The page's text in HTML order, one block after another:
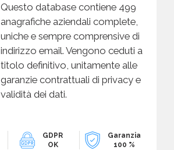
Questo database contiene 499
anagrafiche aziendali complete,
uniche e sempre comprensive di
indirizzo email. Vengono ceduti a
titolo definitivo, unitamente alle
garanzie contrattuali di privacy e
validità dei dati.
GDPR
OK
Garanzia
100 %